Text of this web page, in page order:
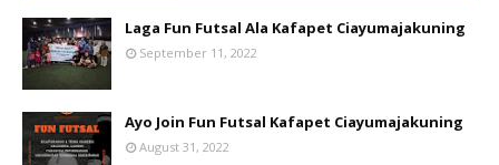
Laga Fun Futsal Ala Kafapet Ciayumajakuning
September 11, 2022
Ayo Join Fun Futsal Kafapet Ciayumajakuning
August 31, 2022